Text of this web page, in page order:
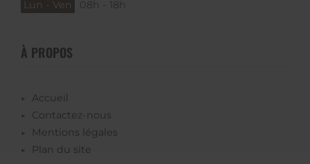
Lun - Ven 08h - 18h
À PROPOS
Accueil
Contactez-nous
Mentions légales
Plan du site